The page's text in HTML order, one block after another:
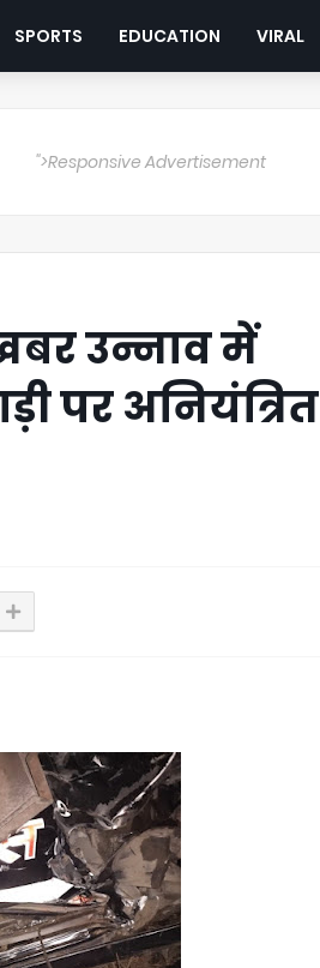
SPORTS EDUCATION VIRAL
">Responsive Advertisement
उन्नाव में
पर अनियंत्रित